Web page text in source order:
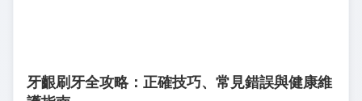
牙齦刷牙全攻略：正確技巧、常見錯誤與健康維